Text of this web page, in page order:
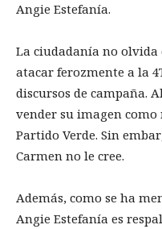
Angie Estefanía.
La ciudadanía no olvida
atacar ferozmente a la
discursos de campaña.
vender su imagen
Partido Verde. Sin
Carmen no le cree.
Además, como se ha
Angie Estefanía es